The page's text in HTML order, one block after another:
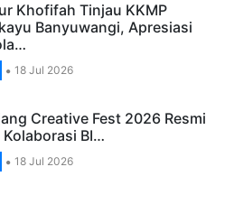
Khofifah Tinjau KKMP
Banyuwangi, Apresiasi
18 Jul 2026
Creative Fest 2026 Resmi
BI…
18 Jul 2026